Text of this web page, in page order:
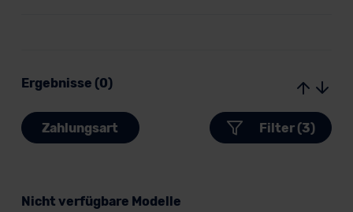
Ergebnisse (0)
Zahlungsart Filter (3)
Nicht verfügbare Modelle